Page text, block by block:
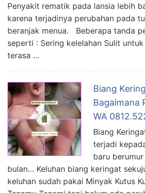
Penyakit rematik pada lansia lebih
karena terjadinya perubahan pada
beranjak menua. Beberapa tanda
seperti : Sering kelelahan Sulit
terasa …
Biang
Bagaimana
WA
Biang
terjadi
baru
bulan… Keluhan biang keringat
keluhan sudah pakai Minyak Kutus